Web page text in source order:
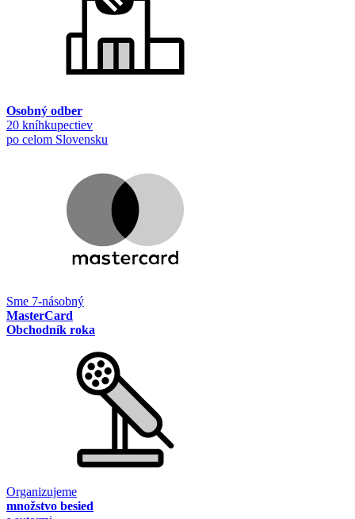
Osobný odber
20 kníhkupectiev
po celom Slovensku
Sme 7-násobný
MasterCard
Obchodník roka
Organizujeme
množstvo besied